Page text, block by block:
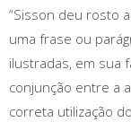
“Sisson deu rosto
uma frase ou
ilustradas, em sua
conjunção entre a
correta utilização